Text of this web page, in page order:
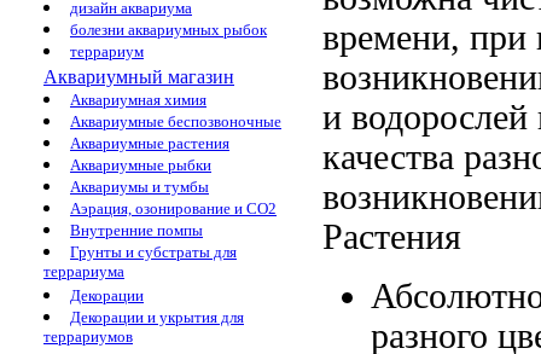
дизайн аквариума
болезни аквариумных рыбок
террариум
Аквариумный магазин
Аквариумная химия
Аквариумные беспозвоночные
Аквариумные растения
Аквариумные рыбки
Аквариумы и тумбы
Аэрация, озонирование и CO2
Внутренние помпы
Грунты и субстраты для
террариума
Декорации
Декорации и укрытия для
террариумов
времени, при
и водорослей
качества
Растения
разного